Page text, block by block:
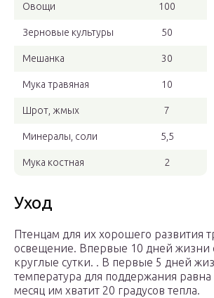
Овощи 100
Зерновые культуры 50
Мешанка 30
Мука травяная 10
Шрот, жмых 7
Минералы, соли 5,5
Мука костная 2
Уход
Птенцам для их хорошего развития
освещение. Впервые 10 дней жизни
круглые сутки. . В первые 5 дней
температура для поддержания равна
месяц им хватит 20 градусов тепла.